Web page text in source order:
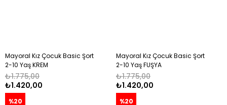
Mayoral Kız Çocuk Basic Şort
2-10 Yaş KREM
₺1.420,00
₺1.775,00
%20
Mayoral Kız Çocuk Basic Şort
2-10 Yaş FUŞYA
₺1.420,00
₺1.775,00
%20